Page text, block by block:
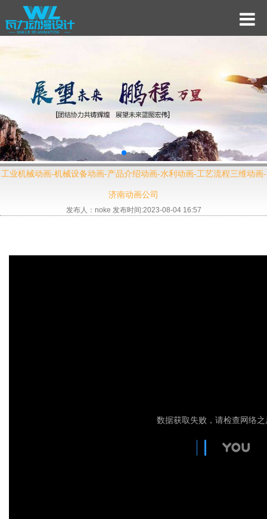
工业机械动画-机械设备动画-产品介绍动画-水利动画-工艺流程三维动画-
济南动画公司
发布人：noke 发布时间:2023-08-04 16:57